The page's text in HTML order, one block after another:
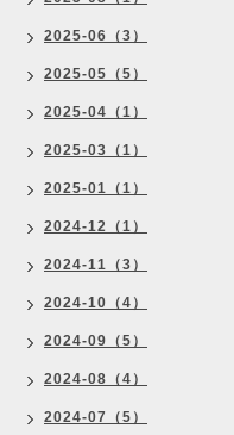
2025-06（3）
2025-05（5）
2025-04（1）
2025-03（1）
2025-01（1）
2024-12（1）
2024-11（3）
2024-10（4）
2024-09（5）
2024-08（4）
2024-07（5）